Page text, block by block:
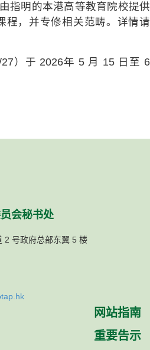
指明的本港高等教育院校提供
程，并专修相关范畴。详情请
27）于 2026年 5 月 15 日至 6
会秘书处
2 号政府总部东翼 5 楼
网站指南
重要告示